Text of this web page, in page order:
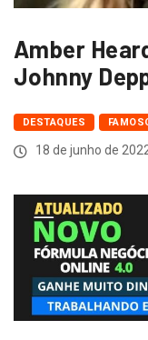
Amber
Johnny
DESTAQUES
18 de junho de